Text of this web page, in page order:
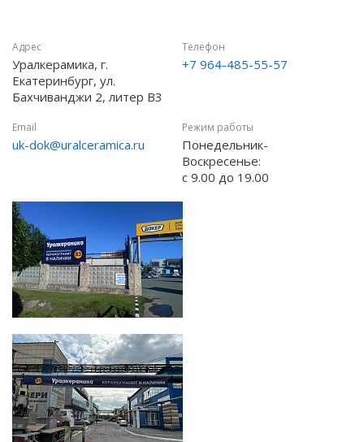
Адрес
Уралкерамика, г.
Екатеринбург, ул.
Бахчиванджи 2, литер B3
Телефон
+7 964-485-55-57
Email
uk-dok@uralceramica.ru
Режим работы
Понедельник-
Воскресенье:
с 9.00 до 19.00